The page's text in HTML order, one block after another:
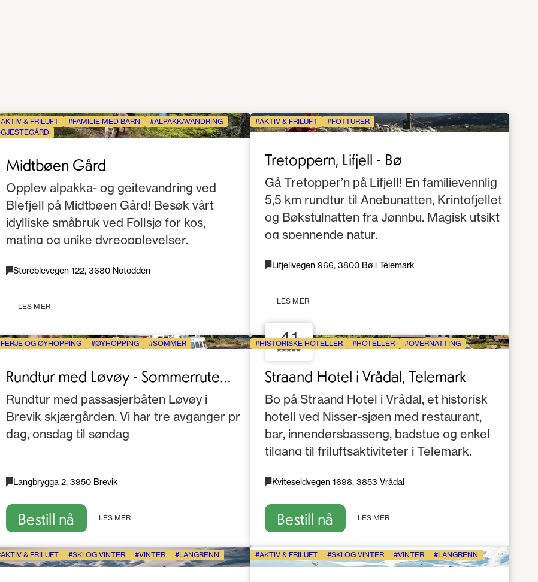
AKTIV & FRILUFT FAMILIE MED BARN
ALPAKKAVANDRING
GJESTEGÅRD
Midtbøen Gård
Opplev alpakka- og geitevandring ved
Blefjell på Midtbøen Gård! Besøk vårt
idylliske småbruk ved Follsjø for kos,
mating og unike dyreopplevelser.
Storeblevegen 122, 3680 Notodden
LES MER
AKTIV & FRILUFT FOTTURER
Tretoppern, Lifjell - Bø
Gå Tretopper’n på Lifjell! En familievennlig
5,5 km rundtur til Anebunatten, Krintofjellet
og Bøkstulnatten fra Jønnbu. Magisk utsikt
og spennende natur.
Lifjellvegen 966, 3800 Bø i Telemark
LES MER
FERJE OG ØYHOPPING ØYHOPPING SOMMER
Rundtur med Løvøy - Sommerrute
Brevik
Rundtur med passasjerbåten Løvøy i
Brevik skjærgården. Vi har tre avganger pr
dag, onsdag til søndag
Langbrygga 2, 3950 Brevik
Bestill nå LES MER
HISTORISKE HOTELLER HOTELLER OVERNATTING
4.1
Straand Hotel i Vrådal, Telemark
Bo på Straand Hotel i Vrådal, et historisk
hotell ved Nisser-sjøen med restaurant,
bar, innendørsbasseng, badstue og enkel
tilgang til friluftsaktiviteter i Telemark.
Kviteseidvegen 1698, 3853 Vrådal
Bestill nå LES MER
AKTIV & FRILUFT SKI OG VINTER VINTER LANGRENN AKTIV & FRILUFT SKI OG VINTER VINTER LANGRENN